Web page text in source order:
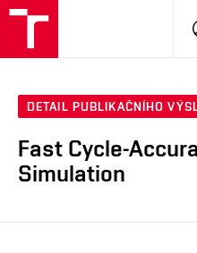
DETAIL PUBLIKAČNÍHO
Fast Cycle-
Simulation